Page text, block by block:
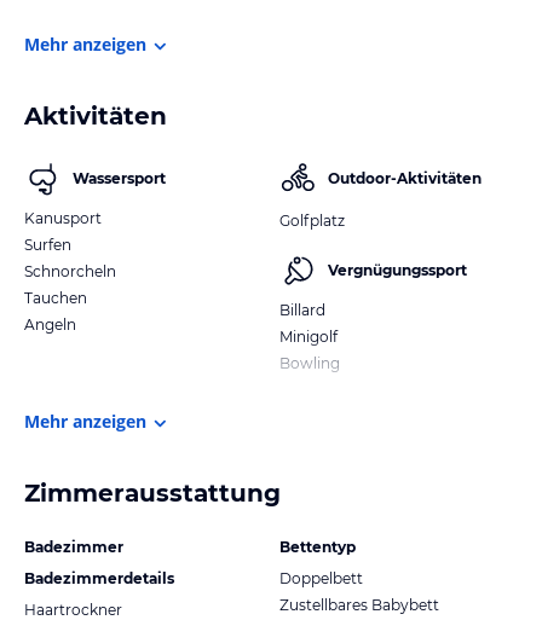
Mehr anzeigen
Aktivitäten
Wassersport
Kanusport
Surfen
Schnorcheln
Tauchen
Angeln
Outdoor-Aktivitäten
Golfplatz
Vergnügungssport
Billard
Minigolf
Bowling
Mehr anzeigen
Zimmerausstattung
Badezimmer
Badezimmerdetails
Haartrockner
Bettentyp
Doppelbett
Zustellbares Babybett